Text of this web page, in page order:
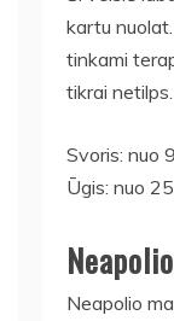
kartu
tinkami
tikrai netilps.
Svoris: nuo
Ūgis: nuo
Neapolio